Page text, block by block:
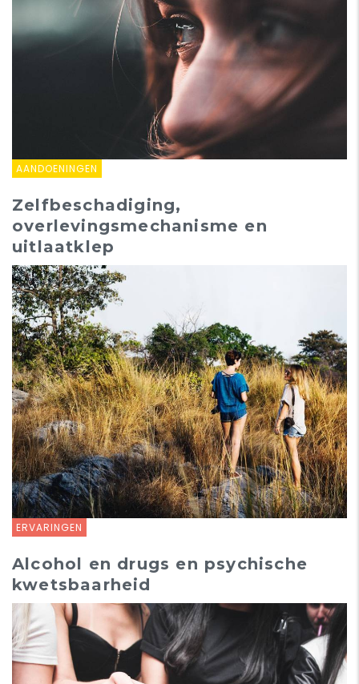
AANDOENINGEN
ERVARINGEN
Zelfbeschadiging,
overlevingsmechanisme en
uitlaatklep
Alcohol en drugs en psychische
kwetsbaarheid